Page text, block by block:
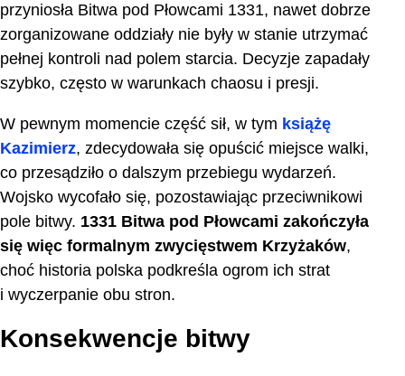
przyniosła Bitwa pod Płowcami 1331, nawet dobrze
zorganizowane oddziały nie były w stanie utrzymać
pełnej kontroli nad polem starcia. Decyzje zapadały
szybko, często w warunkach chaosu i presji.
W pewnym momencie część sił, w tym książę
Kazimierz, zdecydowała się opuścić miejsce walki,
co przesądziło o dalszym przebiegu wydarzeń.
Wojsko wycofało się, pozostawiając przeciwnikowi
pole bitwy. 1331 Bitwa pod Płowcami zakończyła
się więc formalnym zwycięstwem Krzyżaków,
choć historia polska podkreśla ogrom ich strat
i wyczerpanie obu stron.
Konsekwencje bitwy